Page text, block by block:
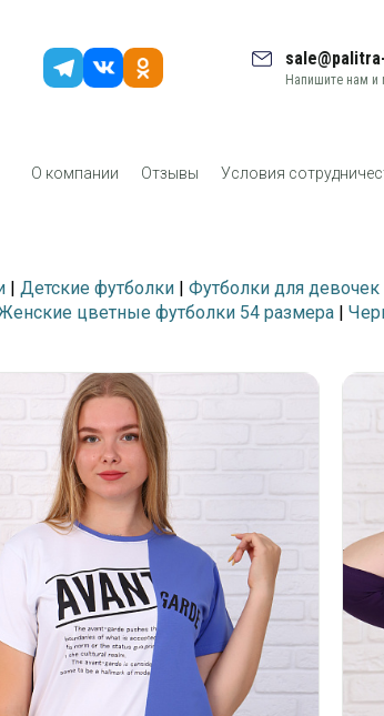
Напишите нам и
О компании Отзывы Условия
| Детские футболки | Футболки для девочек
цветные футболки 54 размера |